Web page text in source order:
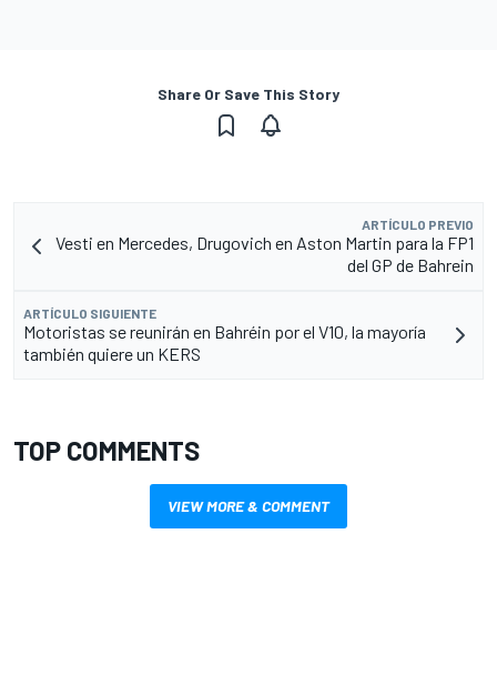
Share Or Save This Story
ARTÍCULO PREVIO
Vesti en Mercedes, Drugovich en Aston Martin para la FP1
del GP de Bahrein
ARTÍCULO SIGUIENTE
Motoristas se reunirán en Bahréin por el V10, la mayoría
también quiere un KERS
TOP COMMENTS
VIEW MORE & COMMENT